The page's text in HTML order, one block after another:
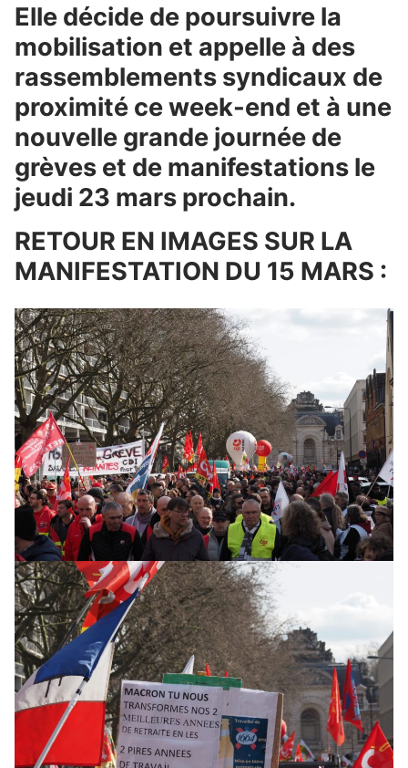
Elle décide de poursuivre la
mobilisation et appelle à des
rassemblements syndicaux de
proximité ce week-end et à une
nouvelle grande journée de
grèves et de manifestations le
jeudi 23 mars prochain.
RETOUR EN IMAGES SUR LA
MANIFESTATION DU 15 MARS :